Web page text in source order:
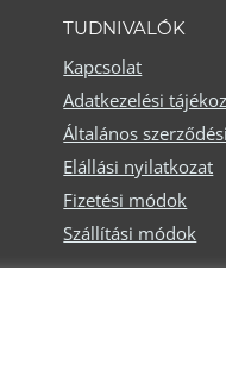
a
ki
TUDNIVALÓK
Kapcsolat
Adatkezelési
Általános
Elállási nyilatkozat
Fizetési módok
Szállítási módok